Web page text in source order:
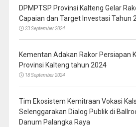
DPMPTSP Provinsi Kalteng Gelar
Capaian dan Target Investasi Tahun
23 September 2024
Kementan Adakan Rakor Persiapan
Provinsi Kalteng tahun 2024
18 September 2024
Tim Ekosistem Kemitraan Vokasi
Selenggarakan Dialog Publik di
Danum Palangka Raya